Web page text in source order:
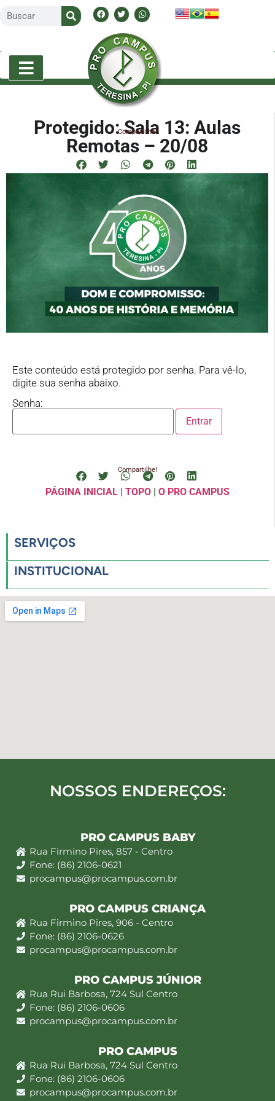
Protegido: Sala 13: Aulas
Remotas – 20/08
Compartilhe!
Este conteúdo está protegido por senha. Para vê-lo,
digite sua senha abaixo.
Senha:
Compartilhe!
PÁGINA INICIAL| TOPO| O PRO CAMPUS
SERVIÇOS
INSTITUCIONAL
NOSSOS ENDEREÇOS:
PRO CAMPUS BABY
Rua Firmino Pires, 857 - Centro
Fone: (86) 2106-0621
procampus@procampus.com.br
PRO CAMPUS CRIANÇA
Rua Firmino Pires, 906 - Centro
Fone: (86) 2106-0626
procampus@procampus.com.br
PRO CAMPUS JÚNIOR
Rua Rui Barbosa, 724 Sul Centro
Fone: (86) 2106-0606
procampus@procampus.com.br
PRO CAMPUS
Rua Rui Barbosa, 724 Sul Centro
Fone: (86) 2106-0606
procampus@procampus.com.br